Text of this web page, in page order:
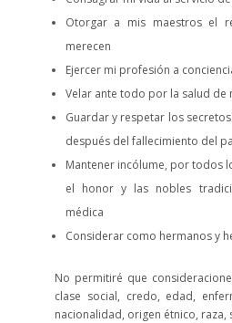
Otorgar a mis maestros el
merecen
Ejercer mi profesión a
Velar ante todo por la salud de
Guardar y respetar los
después del fallecimiento del
Mantener incólume, por todos
el honor y las nobles
médica
Considerar como hermanos y
No permitiré que
clase social, credo, edad,
nacionalidad, origen étnico, raza,